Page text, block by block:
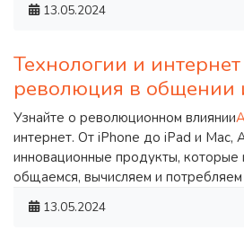
13.05.2024
​Технологии и
революция в общении
Узнайте о революционном влиянии
интернет. От iPhone до iPad и Mac,
инновационные продукты, которые
общаемся, вычисляем и потребляем
13.05.2024